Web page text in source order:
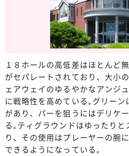
１８ホールの高低差はほとんど
がセパレートされており、大小
ェアウェイのゆるやかなアンジ
に戦略性を高めている｡グリーン
があり、パーを狙うにはデリケ
る｡ティグラウンドはゆったり
り、その使用はプレーヤーの腕
できるようになっている｡